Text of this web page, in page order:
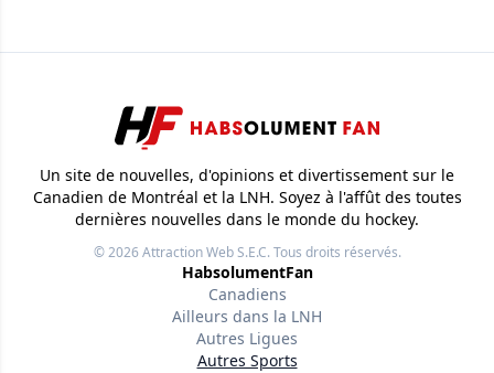
Un site de nouvelles, d'opinions et divertissement sur le
Canadien de Montréal et la LNH. Soyez à l'affût des toutes
dernières nouvelles dans le monde du hockey.
© 2026Attraction Web S.E.C.Tous droits réservés.
HabsolumentFan
Canadiens
Ailleurs dans la LNH
Autres Ligues
Autres Sports